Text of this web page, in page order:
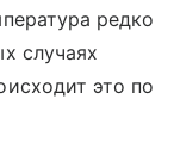
редко
случаях
это по